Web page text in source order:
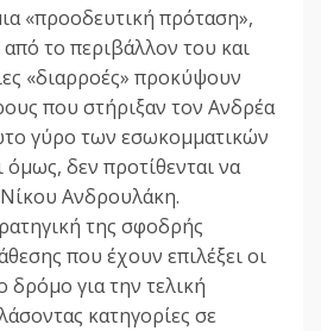
«προοδευτική πρόταση»,
το περιβάλλον του και
«διαρροές» προκύψουν
που στήριξαν τον Ανδρέα
γύρο των εσωκομματικών
όμως, δεν προτίθενται να
Ανδρουλάκη.
της σφοδρής
που έχουν επιλέξει οι
για την τελική
κατηγορίες σε